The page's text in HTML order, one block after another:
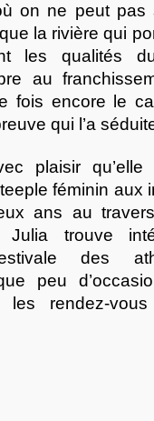
on ne peut pas
la rivière qui
les qualités
au
fois encore le
qui l’a
plaisir
féminin aux
ans au
Julia trouve
des
peu
les rendez-